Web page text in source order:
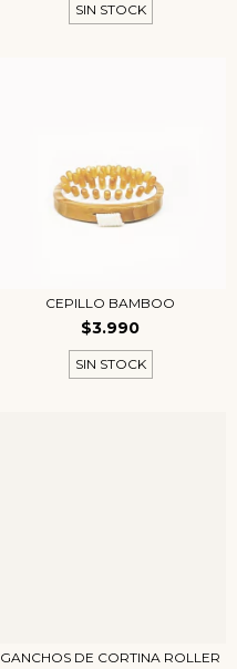
SIN STOCK
CEPILLO BAMBOO
$3.990
SIN STOCK
GANCHOS DE CORTINA ROLLER